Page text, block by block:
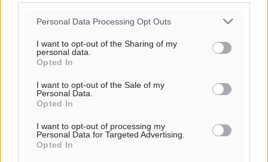
Personal Data Processing Opt Outs
I want to opt-out of the Sharing of my
personal data.
Opted In
I want to opt-out of the Sale of my
Personal Data.
Opted In
I want to opt-out of processing my
Personal Data for Targeted Advertising.
Opted In